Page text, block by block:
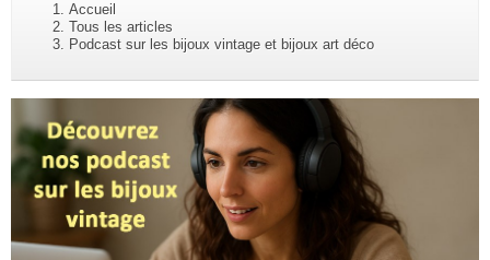
Accueil
Tous les articles
Podcast sur les bijoux vintage et bijoux art déco